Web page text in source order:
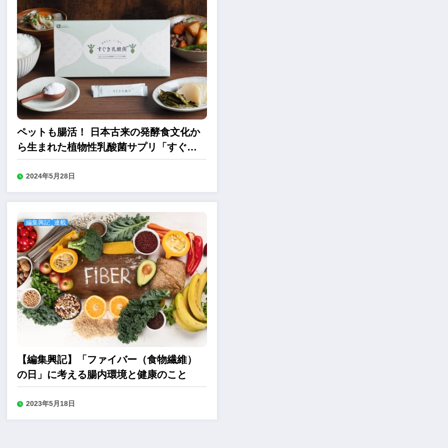
ペットも腸活！ 日本古来の発酵食文化か
ら生まれた植物性乳酸菌サプリ「すぐき
乳酸菌パウダー」
2024年5月28日
編集興記 連載
【編集興記】「ファイバー（食物繊維）
の日」に考える腸内環境と健康のこと
2023年5月18日